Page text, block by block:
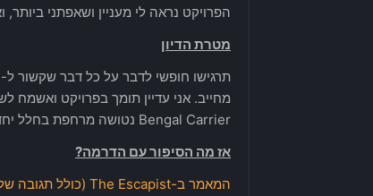
הפרויקט נראה לי מעניין ושאפתני
מטרת הדיון
מחייב. אני עדיין תומך בפרויקט
Bengal Carrier נטושה מרחפת בחלל יחד עם חברים, ולחקור אותה ביחד. 😃
אז מה הסיפור עם הדרמה?
המאמר ב-The Escapist (כולל תגובה של כריס רוברטס)